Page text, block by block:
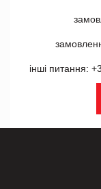
інші питання: